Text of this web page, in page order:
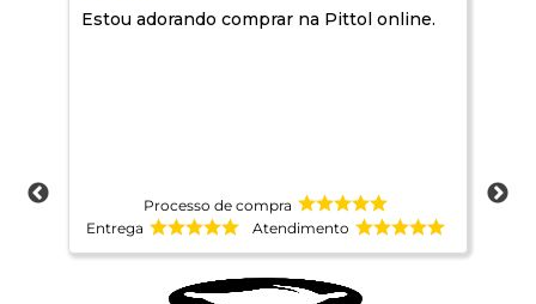
Estou adorando comprar na Pittol online.
Processo de compra
Entrega
Atendimento